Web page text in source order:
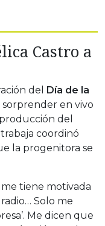
Castro a
del
Día de la
sorprender en vivo
del
trabaja coordinó
la progenitora se
tiene motivada
Solo me
Me dicen que